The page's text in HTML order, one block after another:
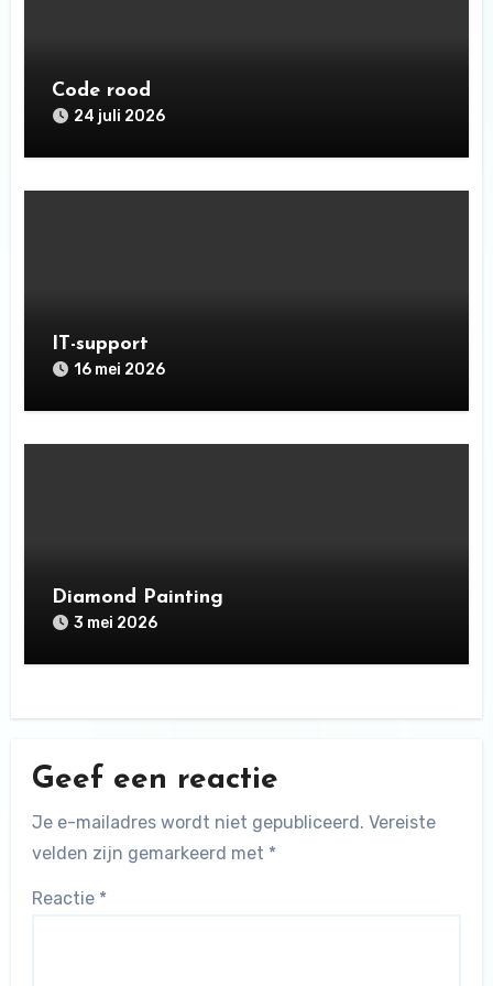
Code rood
24 juli 2026
IT-support
16 mei 2026
Diamond Painting
3 mei 2026
Geef een reactie
Je e-mailadres wordt niet gepubliceerd. Vereiste
velden zijn gemarkeerd met *
Reactie *